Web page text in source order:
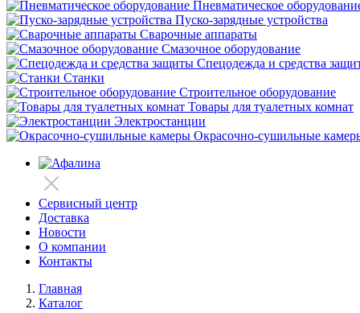
Пневматическое
Пуско-зарядные устройства
Сварочные аппараты
Смазочное оборудование
Спецодежда и средства
Станки
Строительное оборудование
Товары для туалетных комнат
Электростанции
Окрасочно-сушильные
Сервисный центр
Доставка
Новости
О компании
Контакты
Главная
Каталог